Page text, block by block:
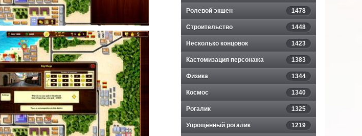
Ролевой экшен 1478
Строительство 1448
Несколько концовок 1423
Кастомизация персонажа 1383
Физика 1344
Космос 1340
Рогалик 1325
Упрощённый рогалик 1219